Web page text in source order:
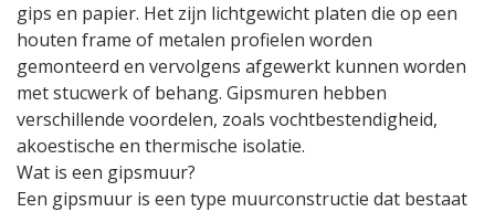
gips en papier. Het zijn lichtgewicht platen die op een
houten frame of metalen profielen worden
gemonteerd en vervolgens afgewerkt kunnen worden
met stucwerk of behang. Gipsmuren hebben
verschillende voordelen, zoals vochtbestendigheid,
akoestische en thermische isolatie.
Wat is een gipsmuur?
Een gipsmuur is een type muurconstructie dat bestaat